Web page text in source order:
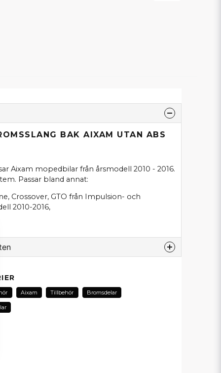
BAK AIXAM UTAN ABS
Aixam mopedbilar från årsmodell 2010 - 2016.
Passar bland annat:
Crossover, GTO från Impulsion- och
2010-2016,
Aixam Tillbehör Bromsdelar